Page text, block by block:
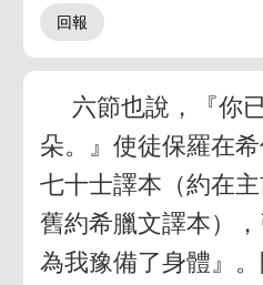
六節也說，『你
朵。』使徒保羅在
七十士譯本（約在
舊約希臘文譯本）
為我豫備了身體』